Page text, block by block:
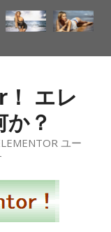
エレ
？
ユー